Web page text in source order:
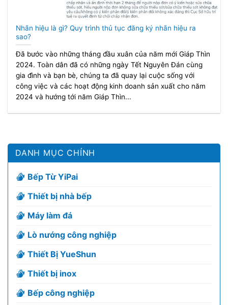
Nhãn hiệu là gì? Quy trình thủ tục đăng ký nhãn hiệu ra
sao?
Đã bước vào những tháng đầu xuân của năm mới Giáp Thìn
2024. Toàn dân đã có những ngày Tết Nguyên Đán cùng
gia đình và bạn bè, chúng ta đã quay lại cuộc sống với
công việc và các hoạt động kinh doanh sản xuất cho năm
2024 và hướng tới năm Giáp Thìn...
DANH MỤC CHÍNH
Bếp Từ YiPai
Thiết bị nhà bếp
Máy làm đá
Lò nướng công nghiệp
Thiết Bị YueShun
Thiết bị inox
Bếp công nghiệp